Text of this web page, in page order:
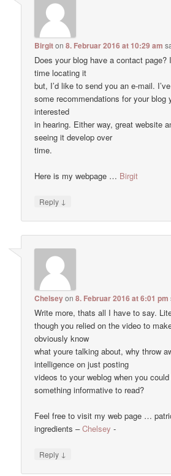
Birgiton8. Februar 2016 at 10:29 am
Does your blog have a contact page?
time locating it
but, I’d like to send you an e-mail.
some recommendations for your blog
interested
in hearing. Either way, great website
seeing it develop over
time.
Here is my webpage … Birgit
Reply ↓
Chelseyon8. Februar 2016 at 6:01 pm
Write more, thats all I have to say.
though you relied on the video to
obviously know
what youre talking about, why throw
intelligence on just posting
videos to your weblog when you
something informative to read?
Feel free to visit my web page …
ingredients –Chelsey -
Reply ↓